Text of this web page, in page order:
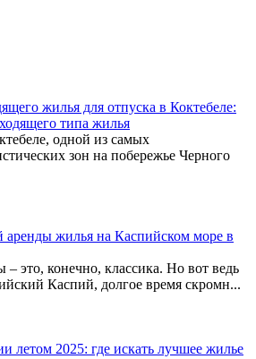
жилья для отпуска в Коктебеле:
типа жилья
одной из самых
зон на побережье Черного
аренды жилья на Каспийском море в
это, конечно, классика. Но вот ведь
Каспий, долгое время скромн...
летом 2025: где искать лучшее жилье